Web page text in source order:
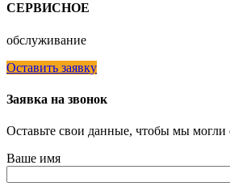
СЕРВИСНОЕ
обслуживание
Оставить заявку
Заявка на звонок
Оставьте свои данные, чтобы мы могли
Ваше имя